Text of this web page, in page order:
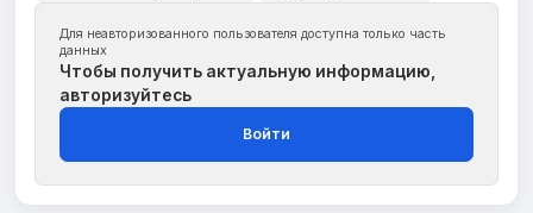
Для неавторизованного пользователя доступна только часть
данных
Чтобы получить актуальную информацию,
авторизуйтесь
Войти